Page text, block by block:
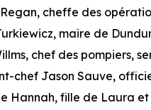
cheffe des
maire de
chef des pompiers,
chef Jason Sauve,
Hannah, fille de Laura